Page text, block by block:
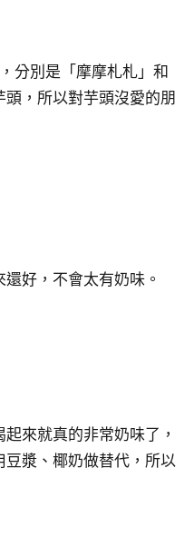
分別是「摩摩札札」和
頭，所以對芋頭沒愛的朋
好，不會太有奶味。
來就真的非常奶味了，
漿、椰奶做替代，所以